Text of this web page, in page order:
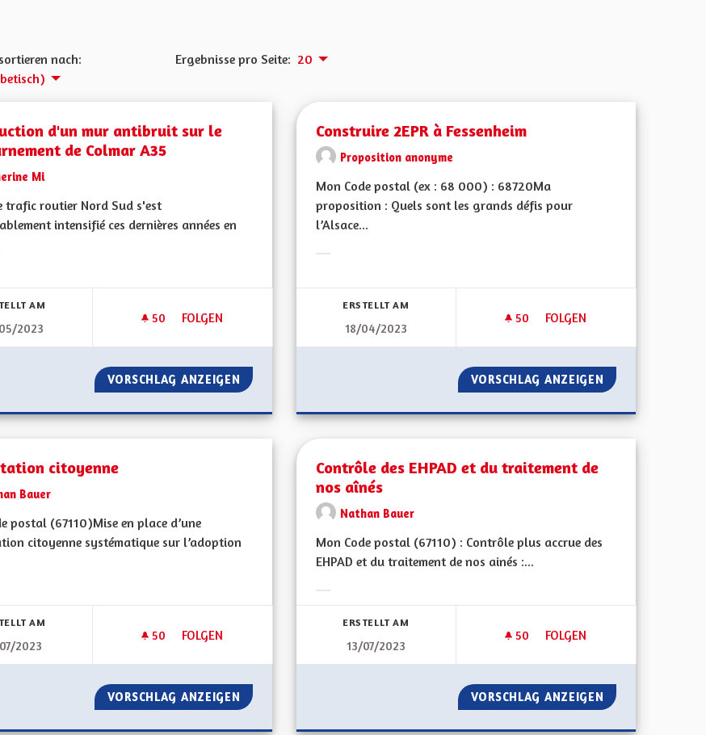
nach:
Ergebnisse pro Seite: 20
d'un mur antibruit sur le
de Colmar A35
Mi
trafic routier Nord Sud s'est
intensifié ces dernières années en
AM
2023
50 50 FOLLOWER
FOLGEN
CONSTRUCTION D'UN MUR ANTIBRUIT SUR LE CONTOURNEMENT DE COLMAR A35
VORSCHLAG ANZEIGEN CONSTRUCTION D'UN MUR ANTIBRUIT SUR LE CONTOURNEMENT DE COLMAR
Construire 2EPR à Fessenheim
Proposition anonyme
Mon Code postal (ex : 68 000) : 68720Ma
proposition : Quels sont les grands défis pour
l’Alsace...
ERSTELLT AM
18/04/2023
50 50 FOLLOWER
FOLGEN
CONSTRUIRE 2EPR À
VORSCHLAG ANZEIGEN CONSTRUIRE
citoyenne
Bauer
postal (67110)Mise en place d’une
citoyenne systématique sur l’adoption
AM
2023
50 50 FOLLOWER
FOLGEN
CONSULTATION CITOYENNE
VORSCHLAG ANZEIGEN CONSULTATION CITOYENNE
Contrôle des EHPAD et du traitement de
nos aînés
Nathan Bauer
Mon Code postal (67110) : Contrôle plus accrue des
EHPAD et du traitement de nos ainés :...
ERSTELLT AM
13/07/2023
50 50 FOLLOWER
FOLGEN
CONTRÔLE DES EHPAD ET
VORSCHLAG ANZEIGEN CONTRÔLE DES